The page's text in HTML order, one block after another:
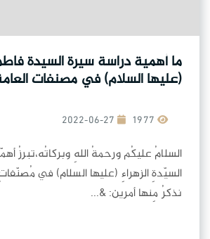
ما أهمية دراسة سيرة السيدة
(عليها السلام) في مصنفات
2022-06-27
السلامُ عليكُم ورحمةُ اللهِ وبركاتُه،تبرزُ
السيّدةِ الزهراءِ (عليها السلام) في
نذكرُ مِنها أمرين: &...